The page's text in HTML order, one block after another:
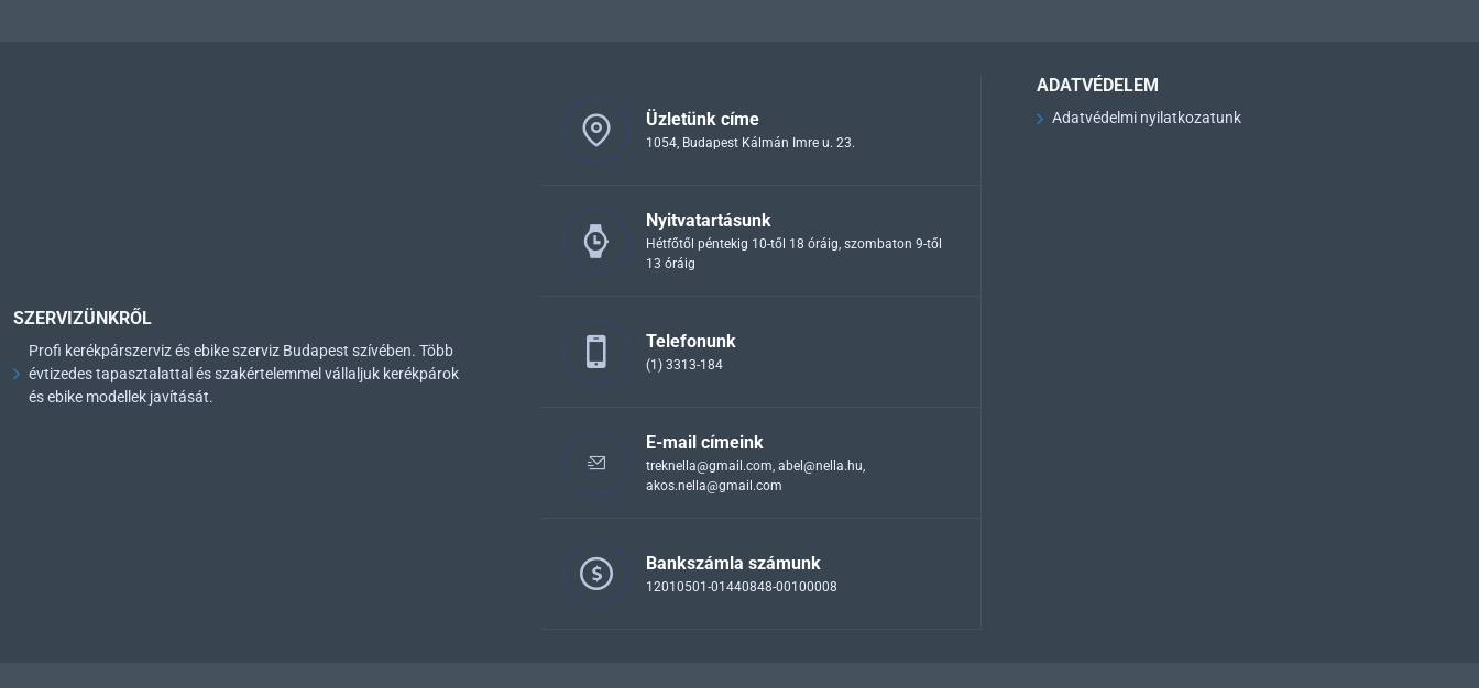
SZERVIZÜNKRŐL
Profi kerékpárszerviz és ebike szerviz Budapest szívében. Több
évtizedes tapasztalattal és szakértelemmel vállaljuk kerékpárok
és ebike modellek javítását.
Üzletünk címe
1054, Budapest Kálmán Imre u. 23.
Nyitvatartásunk
Hétfőtől péntekig 10-től 18 óráig, szombaton 9-től
13 óráig
Telefonunk
(1) 3313-184
E-mail címeink
treknella@gmail.com, abel@nella.hu,
akos.nella@gmail.com
Bankszámla számunk
12010501-01440848-00100008
ADATVÉDELEM
Adatvédelmi nyilatkozatunk